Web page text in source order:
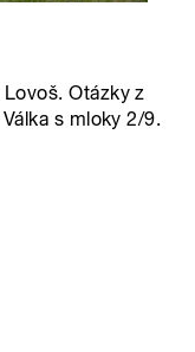
Otázky z
s mloky 2/9.